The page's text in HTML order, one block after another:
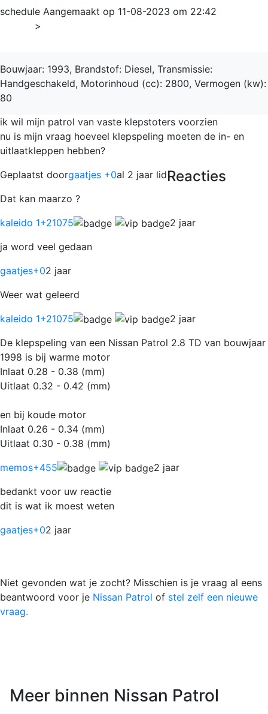
schedule Aangemaakt op 11-08-2023 om 22:42
>
Bouwjaar: 1993, Brandstof: Diesel, Transmissie:
Handgeschakeld, Motorinhoud (cc): 2800, Vermogen (kw):
80
ik wil mijn patrol van vaste klepstoters voorzien
nu is mijn vraag hoeveel klepspeling moeten de in- en
uitlaatkleppen hebben?
Geplaatst doorgaatjes +0al 2 jaar lidReacties
Dat kan maarzo ?
kaleido 1+21075
2 jaar
ja word veel gedaan
gaatjes+02 jaar
Weer wat geleerd
kaleido 1+21075
2 jaar
De klepspeling van een Nissan Patrol 2.8 TD van bouwjaar
1998 is bij warme motor
Inlaat 0.28 - 0.38 (mm)
Uitlaat 0.32 - 0.42 (mm)
en bij koude motor
Inlaat 0.26 - 0.34 (mm)
Uitlaat 0.30 - 0.38 (mm)
memos+455
2 jaar
bedankt voor uw reactie
dit is wat ik moest weten
gaatjes+02 jaar
Niet gevonden wat je zocht? Misschien is je vraag al eens
beantwoord voor je Nissan Patrol of stel zelf een nieuwe
vraag.
Meer binnen Nissan Patrol